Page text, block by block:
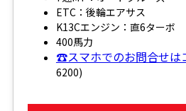
ETC：後輪エアサス
K13Cエンジン：直6ターボ
400馬力
☎スマホでのお問合せは
6200)